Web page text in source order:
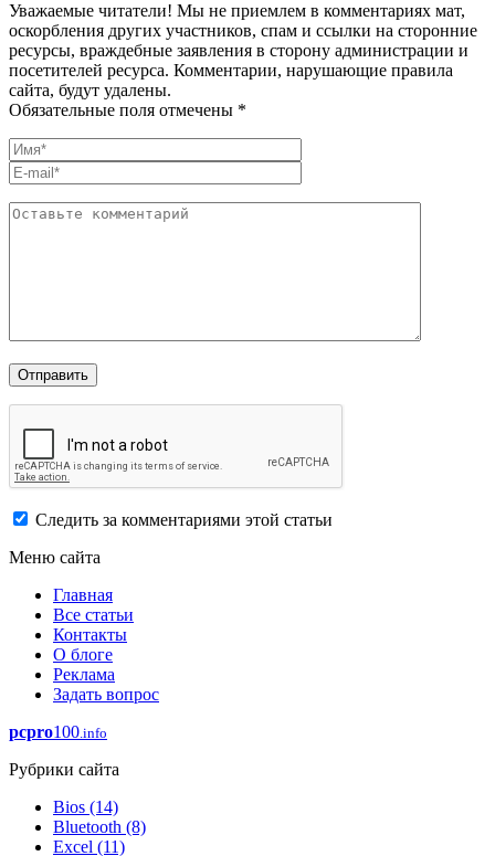
Уважаемые читатели! Мы не приемлем в комментариях мат,
оскорбления других участников, спам и ссылки на сторонние
ресурсы, враждебные заявления в сторону администрации и
посетителей ресурса. Комментарии, нарушающие правила
сайта, будут удалены.
Обязательные поля отмечены *
Следить за комментариями этой статьи
Меню сайта
Главная
Все статьи
Контакты
О блоге
Реклама
Задать вопрос
pcpro100.info
Рубрики сайта
Bios (14)
Bluetooth (8)
Excel (11)